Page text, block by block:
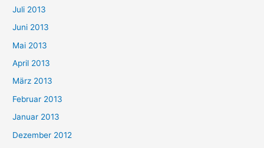
Juli 2013
Juni 2013
Mai 2013
April 2013
März 2013
Februar 2013
Januar 2013
Dezember 2012